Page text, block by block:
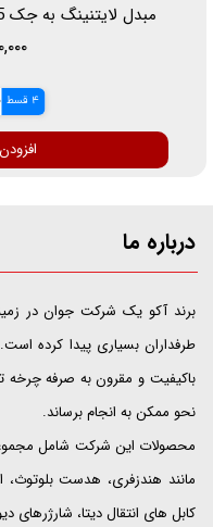
مبدل لایتنینگ به جک 3.5 میلی متری آکو مدل AU-1
4 قسط
درباره ما
​​​​​​​برند آکو یک شرکت جوان در
طرفداران بسیاری پیدا کرده است.
باکیفیت و مقرون به صرفه چرخه
نحو ممکن به انجام برساند.
محصولات این شرکت شامل مجموعه
مانند هندزفری، هدست بلوتوث،
کابل های انتقال دیتا، شارژرهای